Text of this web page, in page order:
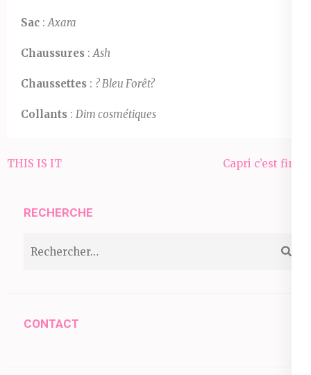
Sac : Axara
Chaussures : Ash
Chaussettes : ? Bleu Forêt?
Collants : Dim cosmétiques
Navigation
THIS IS IT Capri c’est fini !
RECHERCHE
CONTACT